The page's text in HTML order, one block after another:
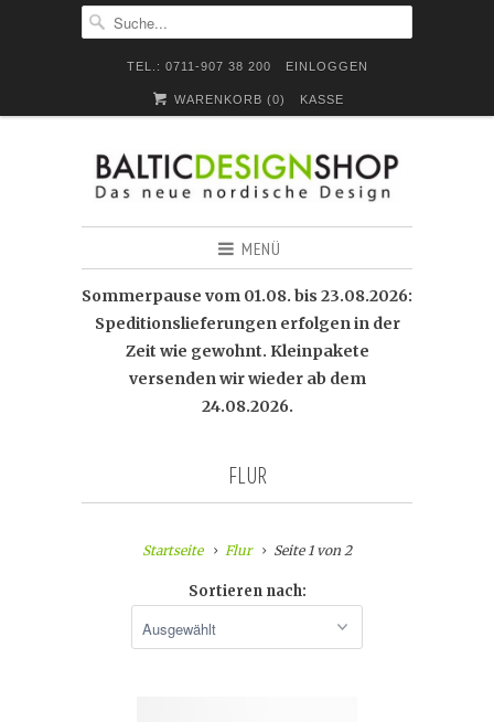
TEL.: 0711-907 38 200 EINLOGGEN
WARENKORB (0) KASSE
MENÜ
Sommerpause vom 01.08. bis 23.08.2026:
Speditionslieferungen erfolgen in der
Zeit wie gewohnt. Kleinpakete
versenden wir wieder ab dem
24.08.2026.
FLUR
Startseite Flur Seite 1 von 2
Sortieren nach: